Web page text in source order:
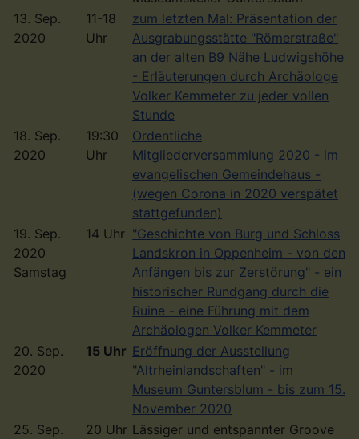
13. Sep.
2020
11-18
Uhr
zum letzten Mal: Präsentation der
Ausgrabungsstätte "Römerstraße"
an der alten B9 Nähe Ludwigshöhe
- Erläuterungen durch Archäologe
Volker Kemmeter zu jeder vollen
Stunde
18. Sep.
2020
19:30
Uhr
Ordentliche
Mitgliederversammlung 2020 - im
evangelischen Gemeindehaus -
(wegen Corona in 2020 verspätet
stattgefunden)
19. Sep.
2020
Samstag
14 Uhr "Geschichte von Burg und Schloss
Landskron in Oppenheim - von den
Anfängen bis zur Zerstörung" - ein
historischer Rundgang durch die
Ruine - eine Führung mit dem
Archäologen Volker Kemmeter
20. Sep.
2020
15 Uhr Eröffnung der Ausstellung
"Altrheinlandschaften" - im
Museum Guntersblum - bis zum 15.
November 2020
25. Sep.
20 Uhr Lässiger und entspannter Groove